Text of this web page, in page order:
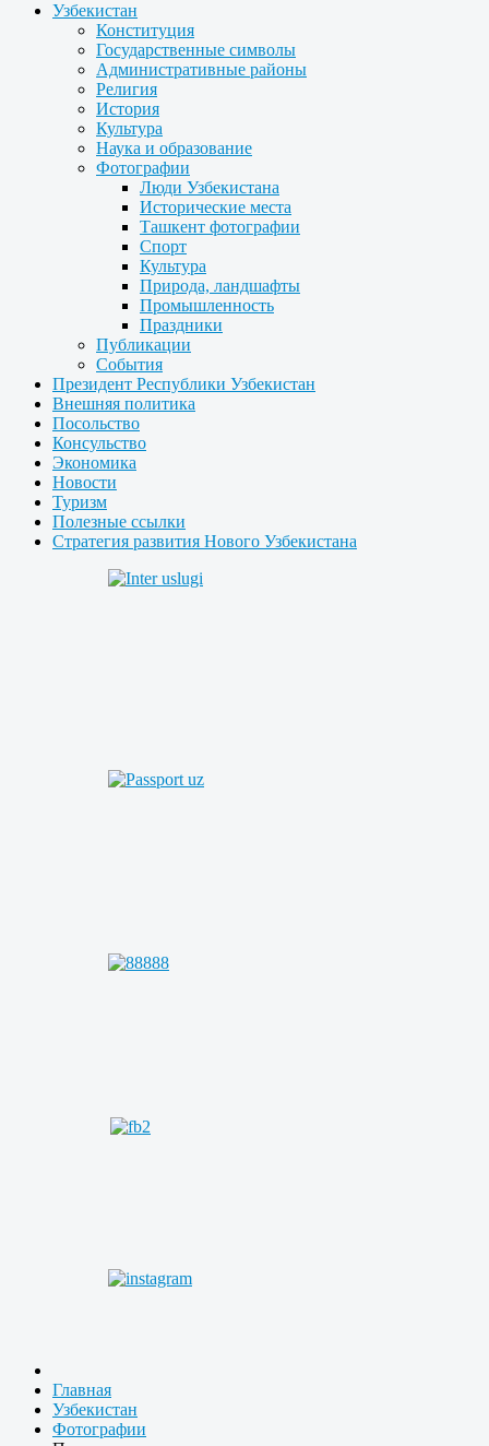
Узбекистан
Конституция
Государственные символы
Административные районы
Религия
История
Культура
Наука и образование
Фотографии
Люди Узбекистана
Исторические места
Ташкент фотографии
Спорт
Культура
Природа, ландшафты
Промышленность
Праздники
Публикации
События
Президент Республики Узбекистан
Внешняя политика
Посольство
Консульство
Экономика
Новости
Туризм
Полезные ссылки
Стратегия развития Нового Узбекистана
Главная
Узбекистан
Фотографии